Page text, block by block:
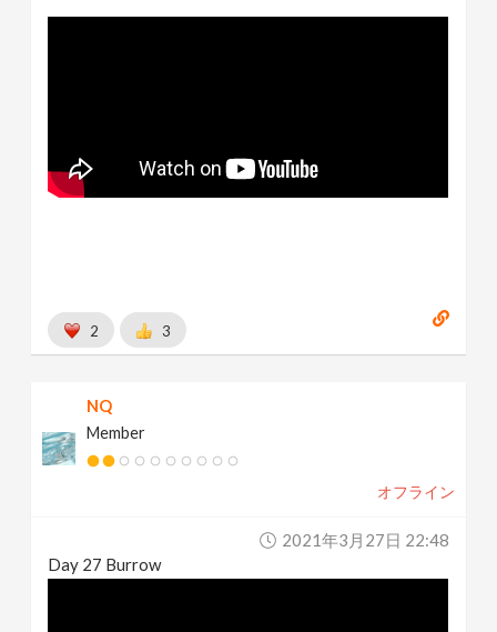
2 3
NQ
Member
オフライン
2021年3月27日 22:48
Day 27 Burrow